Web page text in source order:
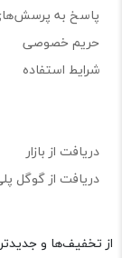
پاسخ به
حریم خصوصی
شرایط استفاده
دریافت از بازار
دریافت از گوگل
از تخفیف‌ها و